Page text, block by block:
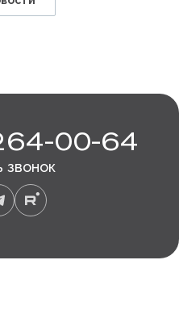
00-64
звонок